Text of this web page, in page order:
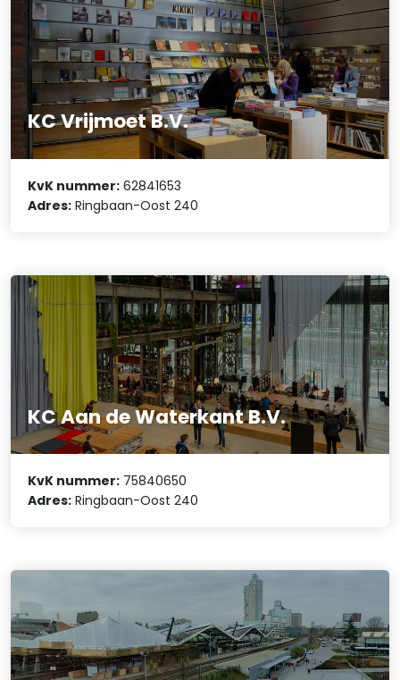
KC Vrijmoet B.V.
KvK nummer: 62841653
Adres: Ringbaan-Oost 240
KC Aan de Waterkant B.V.
KvK nummer: 75840650
Adres: Ringbaan-Oost 240